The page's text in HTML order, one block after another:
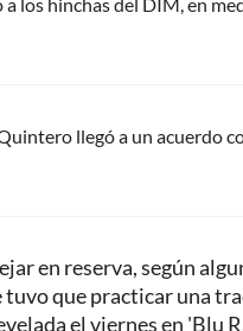
llegó a un acuerdo
en reserva, según
que practicar una
el viernes en 'Blu